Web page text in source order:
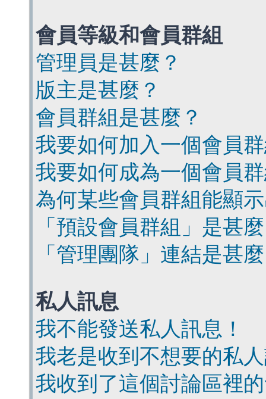
會員等級和會員群組
管理員是甚麼？
版主是甚麼？
會員群組是甚麼？
我要如何加入一個會員
我要如何成為一個會員
為何某些會員群組能顯
「預設會員群組」是甚
「管理團隊」連結是甚
私人訊息
我不能發送私人訊息！
我老是收到不想要的私
我收到了這個討論區裡